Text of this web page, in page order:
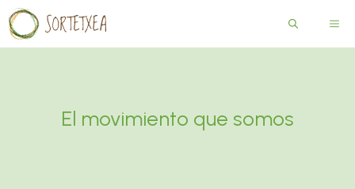
Saltar
al
contenido
El movimiento que somos